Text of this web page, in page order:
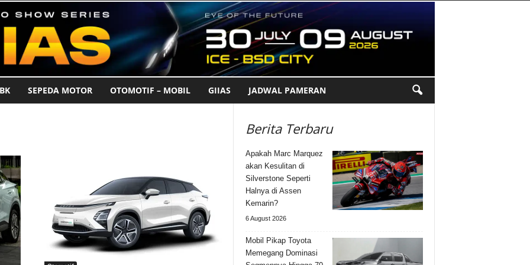
SEPEDA MOTOR OTOMOTIF – MOBIL GIIAS JADWAL PAMERAN
Berita Terbaru
Apakah Marc Marquez
akan Kesulitan di
Silverstone Seperti
Halnya di Assen
Kemarin?
6 August 2026
Mobil Pikap Toyota
Memegang Dominasi